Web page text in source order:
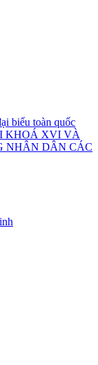
biểu toàn quốc
KHOÁ XVI VÀ
NHÂN DÂN CÁC